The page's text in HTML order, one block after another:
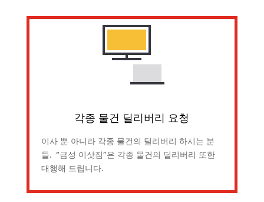
각종 물건 딜리버리 요청
이사 뿐 아니라 각종 물건의 딜리버리 하시는 분
들. “금성 이삿짐”은 각종 물건의 딜리버리 또한
대행해 드립니다.